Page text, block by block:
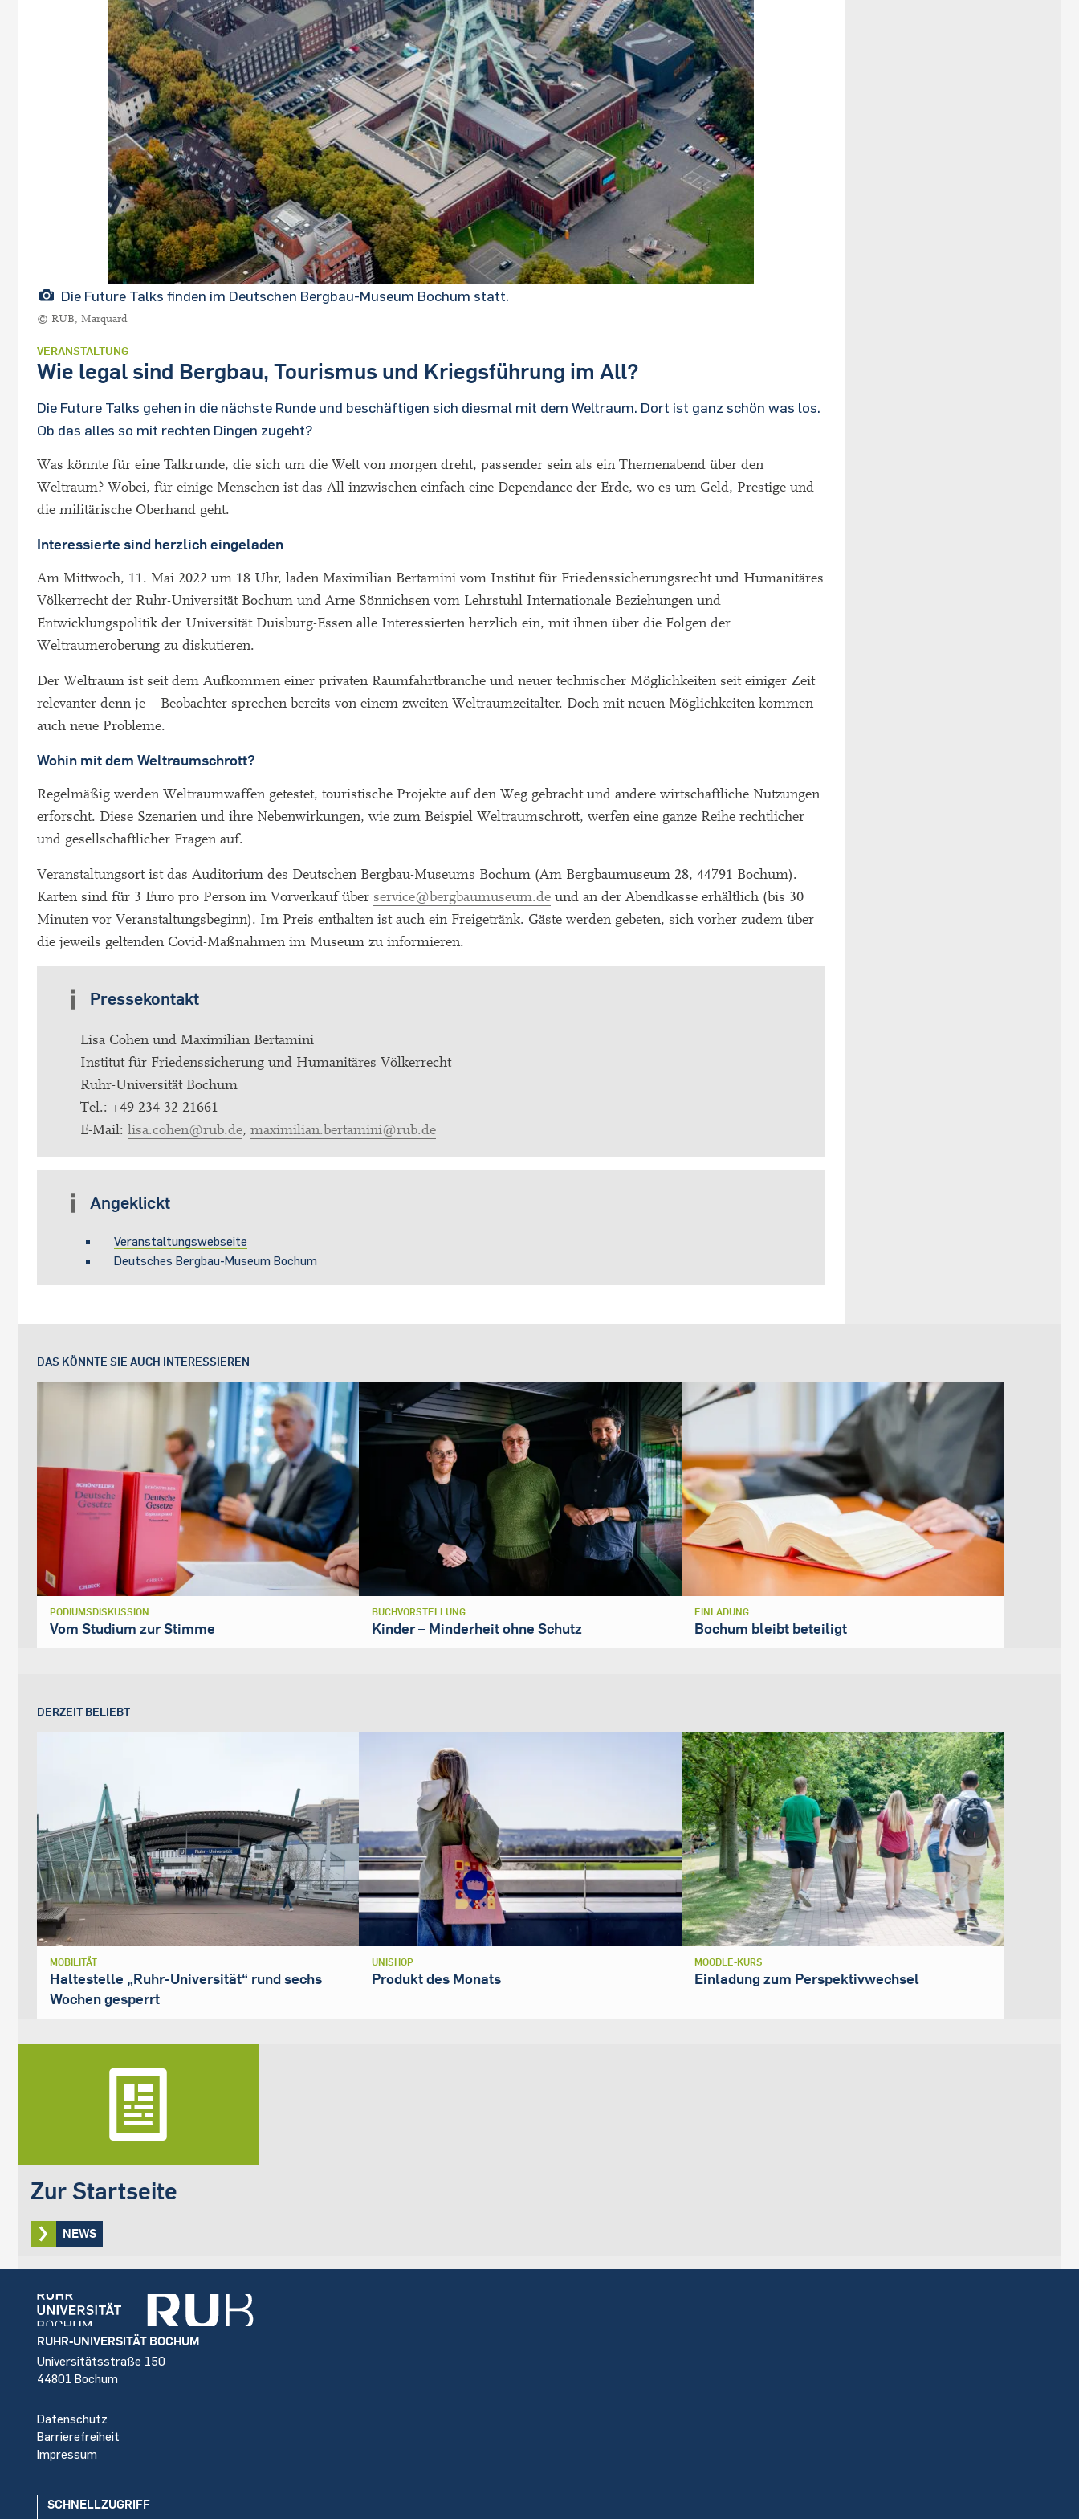
Die Future Talks finden im Deutschen Bergbau-Museum Bochum statt.
© RUB, Marquard
VERANSTALTUNG
Wie legal sind Bergbau, Tourismus und Kriegsführung im All?
Die Future Talks gehen in die nächste Runde und beschäftigen sich diesmal mit dem Weltraum. Dort ist ganz schön was los.
Ob das alles so mit rechten Dingen zugeht?
Was könnte für eine Talkrunde, die sich um die Welt von morgen dreht, passender sein als ein Themenabend über den
Weltraum? Wobei, für einige Menschen ist das All inzwischen einfach eine Dependance der Erde, wo es um Geld, Prestige und
die militärische Oberhand geht.
Interessierte sind herzlich eingeladen
Am Mittwoch, 11. Mai 2022 um 18 Uhr, laden Maximilian Bertamini vom Institut für Friedenssicherungsrecht und Humanitäres
Völkerrecht der Ruhr-Universität Bochum und Arne Sönnichsen vom Lehrstuhl Internationale Beziehungen und
Entwicklungspolitik der Universität Duisburg-Essen alle Interessierten herzlich ein, mit ihnen über die Folgen der
Weltraumeroberung zu diskutieren.
Der Weltraum ist seit dem Aufkommen einer privaten Raumfahrtbranche und neuer technischer Möglichkeiten seit einiger Zeit
relevanter denn je – Beobachter sprechen bereits von einem zweiten Weltraumzeitalter. Doch mit neuen Möglichkeiten kommen
auch neue Probleme.
Wohin mit dem Weltraumschrott?
Regelmäßig werden Weltraumwaffen getestet, touristische Projekte auf den Weg gebracht und andere wirtschaftliche Nutzungen
erforscht. Diese Szenarien und ihre Nebenwirkungen, wie zum Beispiel Weltraumschrott, werfen eine ganze Reihe rechtlicher
und gesellschaftlicher Fragen auf.
Veranstaltungsort ist das Auditorium des Deutschen Bergbau-Museums Bochum (Am Bergbaumuseum 28, 44791 Bochum).
Karten sind für 3 Euro pro Person im Vorverkauf über service@bergbaumuseum.de und an der Abendkasse erhältlich (bis 30
Minuten vor Veranstaltungsbeginn). Im Preis enthalten ist auch ein Freigetränk. Gäste werden gebeten, sich vorher zudem über
die jeweils geltenden Covid-Maßnahmen im Museum zu informieren.
Pressekontakt
Lisa Cohen und Maximilian Bertamini
Institut für Friedenssicherung und Humanitäres Völkerrecht
Ruhr-Universität Bochum
Tel.: +49 234 32 21661
E-Mail: lisa.cohen@rub.de, maximilian.bertamini@rub.de
Angeklickt
Veranstaltungswebseite
Deutsches Bergbau-Museum Bochum
DAS KÖNNTE SIE AUCH INTERESSIEREN
PODIUMSDISKUSSION
Vom Studium zur Stimme
BUCHVORSTELLUNG
Kinder – Minderheit ohne Schutz
EINLADUNG
Bochum bleibt beteiligt
DERZEIT BELIEBT
MOBILITÄT
Haltestelle „Ruhr-Universität“ rund sechs
Wochen gesperrt
UNISHOP
Produkt des Monats
MOODLE-KURS
Einladung zum Perspektivwechsel
Zur Startseite
NEWS
Footer
RUHR-UNIVERSITÄT BOCHUM
Universitätsstraße 150
44801 Bochum
Datenschutz
Barrierefreiheit
Impressum
SCHNELLZUGRIFF